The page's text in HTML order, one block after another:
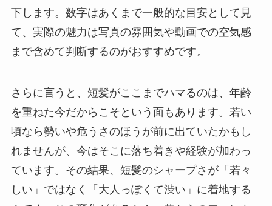
下します。数字はあくまで一般的な目安として見
て、実際の魅力は写真の雰囲気や動画での空気感
まで含めて判断するのがおすすめです。
さらに言うと、短髪がここまでハマるのは、年齢
を重ねた今だからこそという面もあります。若い
頃なら勢いや危うさのほうが前に出ていたかもし
れませんが、今はそこに落ち着きや経験が加わっ
ています。その結果、短髪のシャープさが「若々
しい」ではなく「大人っぽくて渋い」に着地する